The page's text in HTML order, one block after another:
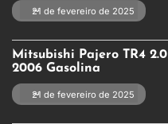
21 de fevereiro de 2025
Mitsubishi Pajero TR4
2006 Gasolina
21 de fevereiro de 2025